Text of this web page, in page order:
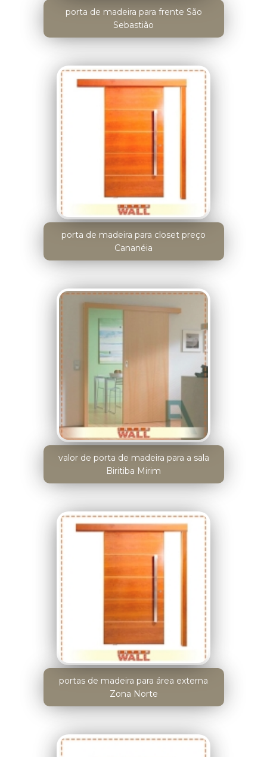
porta de madeira para frente São
Sebastião
porta de madeira para closet preço
Cananéia
valor de porta de madeira para a sala
Biritiba Mirim
portas de madeira para área externa
Zona Norte